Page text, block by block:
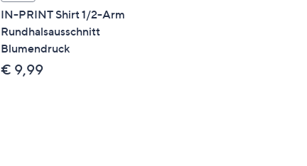
IN-PRINT Shirt 1/2-Arm
Rundhalsausschnitt
Blumendruck
€ 9,99